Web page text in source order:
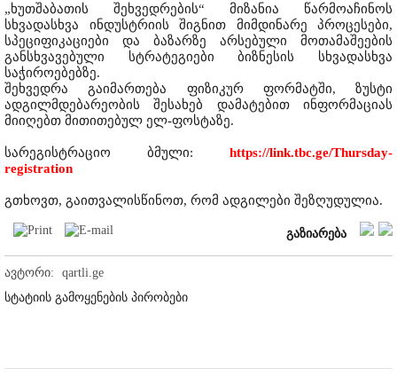
„ხუთშაბათის შეხვედრების“ მიზანია წარმოაჩინოს
სხვადასხვა ინდუსტრიის შიგნით მიმდინარე პროცესები,
სპეციფიკაციები და ბაზარზე არსებული მოთამაშეების
განსხვავებული სტრატეგიები ბიზნესის სხვადასხვა
საჭიროებებზე.
შეხვედრა გაიმართება ფიზიკურ ფორმატში, ზუსტი
ადგილმდებარეობის შესახებ დამატებით ინფორმაციას
მიიღებთ მითითებულ ელ-ფოსტაზე.
სარეგისტრაციო ბმული: https://link.tbc.ge/Thursday-
registration
გთხოვთ, გაითვალისწინოთ, რომ ადგილები შეზღუდულია.
გაზიარება
ავტორი:
qartli.ge
სტატიის გამოყენების პირობები